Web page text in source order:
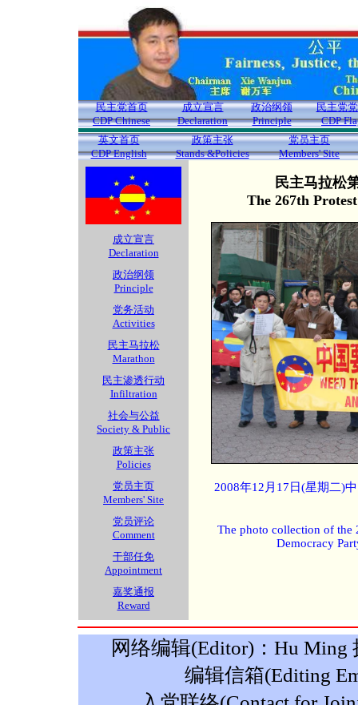
民主党首页
CDP Chinese
成立宣言
Declaration
政治纲领
Principle
民主党
CDP
英文首页
CDP English
政策主张
Stands &Policies
党员主页
Members' Site
成立宣言
Declaration
政治纲领
Principle
党务活动
Activities
民主马拉松
Marathon
民主渗透行动
Infiltration
社会与公益
Society & Public
政策主张
Policies
党员主页
Members' Site
党员评论
Comment
干部任免
Appointment
嘉奖通报
Reward
民主马拉松
The 267th
2008年12月17日(星期二)
The photo collection of the
Democracy
网络编辑(Editor)：Hu Ming
编辑信箱(Editing